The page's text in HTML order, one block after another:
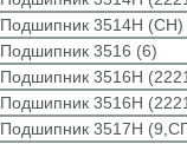
Подшипник 3514Н (CH)
Подшипник 3516 (6)
Подшипник 3516Н
Подшипник 3516Н
Подшипник 3517Н